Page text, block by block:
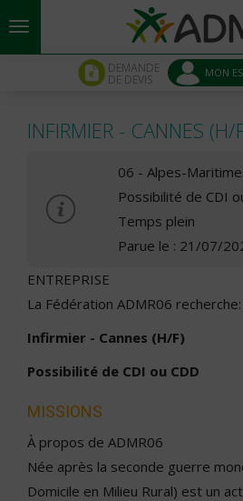
Aller au contenu principal
DEMANDE
DE DEVIS MON
INFIRMIER - CANNES (H/
06 - Alpes-
Possibilité de CDI
Temps plein
Parue le : 21/07/
ENTREPRISE
La Fédération ADMR06 recherche:
Infirmier - Cannes (H/F)
Possibilité de CDI ou CDD
MISSIONS
À propos de ADMR06
Née après la seconde guerre
Domicile en Milieu Rural) est un
Panneau de gestion des cookies